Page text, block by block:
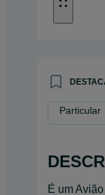
Particular
É um